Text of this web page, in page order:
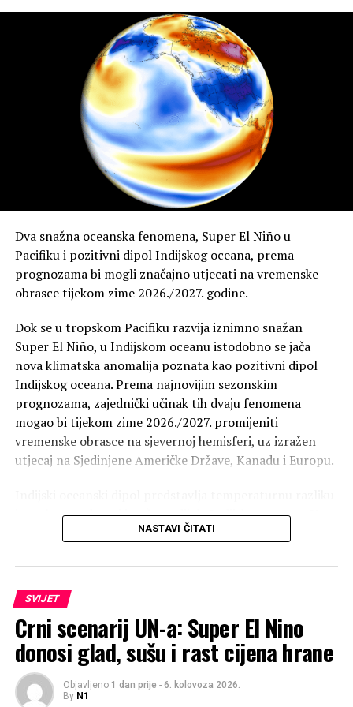
Na taj način požar može iznenada preskočiti vatrogasne
linije, brzo se proširiti na nova područja i ugroziti
vatrogasce te obližnja naselja.
Stručnjaci upozoravaju da je riječ o još
pokazatelju promjene ponašanja šumskih
požara u uvjetima sve toplije i suše klime.
Dugotrajni toplinski valovi i nedostatak vlage
rizik od nastanka velikih požara, ali i ekstremnih pojava
poput vatrenih tornada, kojidodatno otežavaju
gašenje i povećavaju opasnost na terenu
Dva snažna oceanska fenomena, Super El Niño u
Pacifiku i pozitivni dipol Indijskog oceana, prema
prognozama bi mogli značajno utjecati na vremenske
obrasce tijekom zime 2026./2027. godine.
Dok se u tropskom Pacifiku razvija iznimno snažan
Super El Niño, u Indijskom oceanu istodobno se jača
nova klimatska anomalija poznata kao pozitivni dipol
Indijskog oceana. Prema najnovijim sezonskim
prognozama, zajednički učinak tih dvaju fenomena
mogao bi tijekom zime 2026./2027. promijeniti
vremenske obrasce na sjevernoj hemisferi, uz izražen
utjecaj na Sjedinjene Američke Države, Kanadu i Europu.
između zapadnog i istočnog dijela Indijskog oceana. U
njegovoj pozitivnoj fazi, u koju upravo ulazimo, zapadni
hladi. Takva raspodjela temperatura pokreće snažnu
atmosfersku cirkulaciju.
NASTAVI ČITATI
SVIJET
Crni scenarij UN-a: Super El Nino
donosi glad, sušu i rast cijena hrane
Objavljeno 1 dan prije - 6. kolovoza 2026.
By N1